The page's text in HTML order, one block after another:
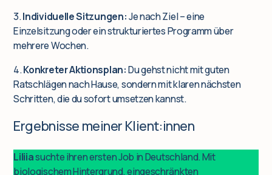
3.Individuelle Sitzungen:Je nach Ziel – eine
Einzelsitzung oder ein strukturiertes Programm über
mehrere Wochen.
4.Konkreter Aktionsplan:Du gehst nicht mit guten
Ratschlägen nach Hause, sondern mit klaren nächsten
Schritten, die du sofort umsetzen kannst.
Ergebnisse meiner Klient:innen
Liliiasuchte ihren ersten Job in Deutschland. Mit
biologischem Hintergrund, eingeschränkten